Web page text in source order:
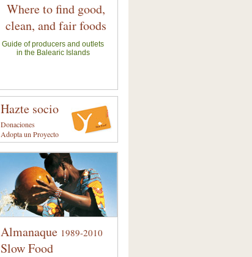
Where to find good,
clean, and fair foods
Guide of producers and outlets
in the Balearic Islands
Hazte socio
Donaciones
Adopta un Proyecto
Almanaque 1989-2010
Slow Food